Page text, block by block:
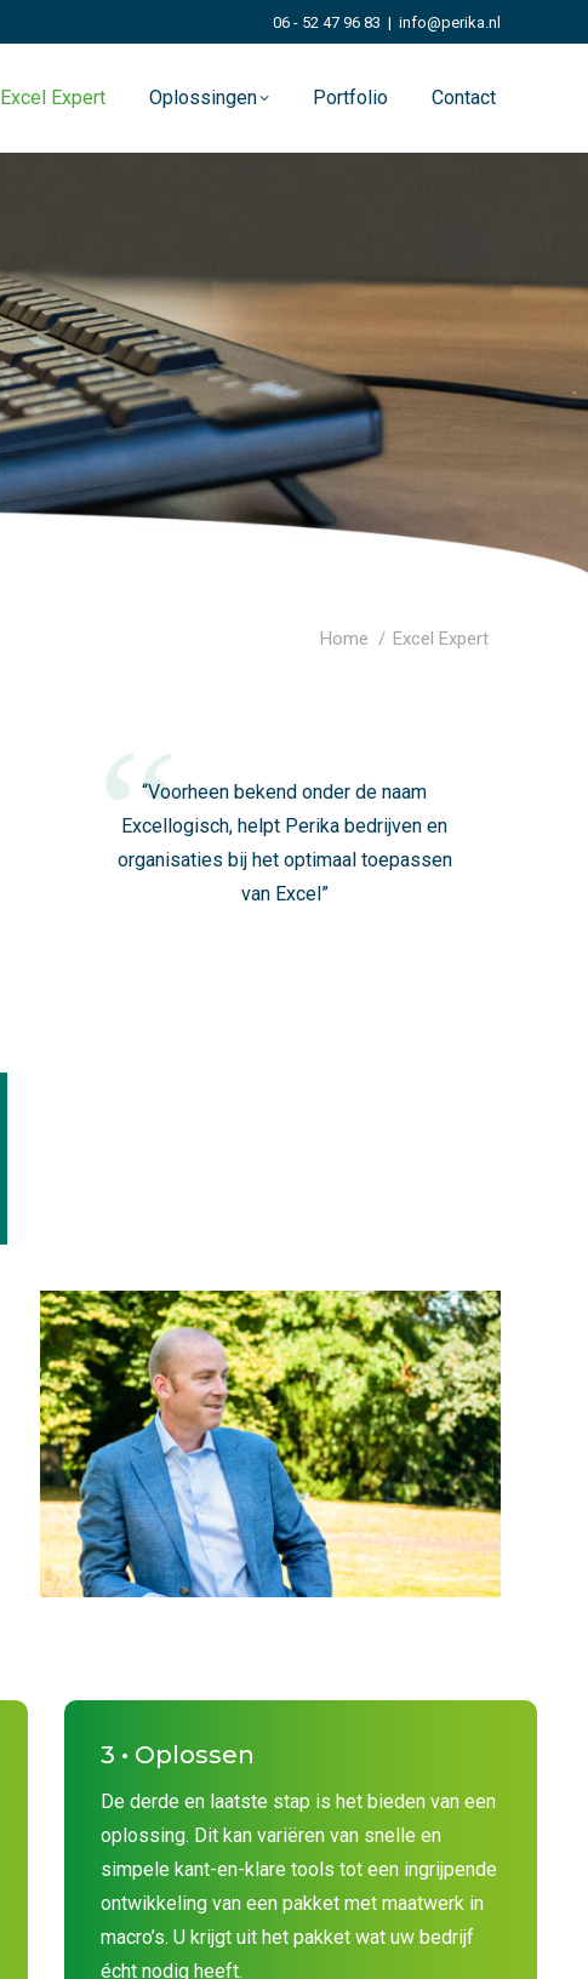
06 - 52 47 96 83 | info@perika.nl
Excel Expert Oplossingen Portfolio Contact
Je bent hier:
Home Excel Expert
“Voorheen bekend onder de naam
Excellogisch, helpt Perika bedrijven en
organisaties bij het optimaal toepassen
van Excel”
3 • Oplossen
De derde en laatste stap is het bieden van een
oplossing. Dit kan variëren van snelle en
simpele kant-en-klare tools tot een ingrijpende
ontwikkeling van een pakket met maatwerk in
macro’s. U krijgt uit het pakket wat uw bedrijf
écht nodig heeft.